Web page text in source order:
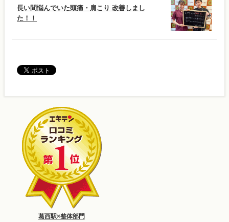
長い間悩んでいた頭痛・肩こり 改善しまし
た！！
葛西駅×整体部門